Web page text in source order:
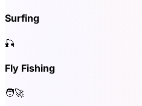
Surfing
🎣
Fly Fishing
🧑‍🚀